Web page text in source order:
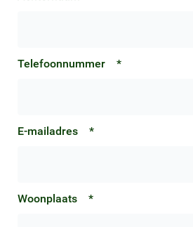
Telefoonnummer *
E-mailadres *
Woonplaats *